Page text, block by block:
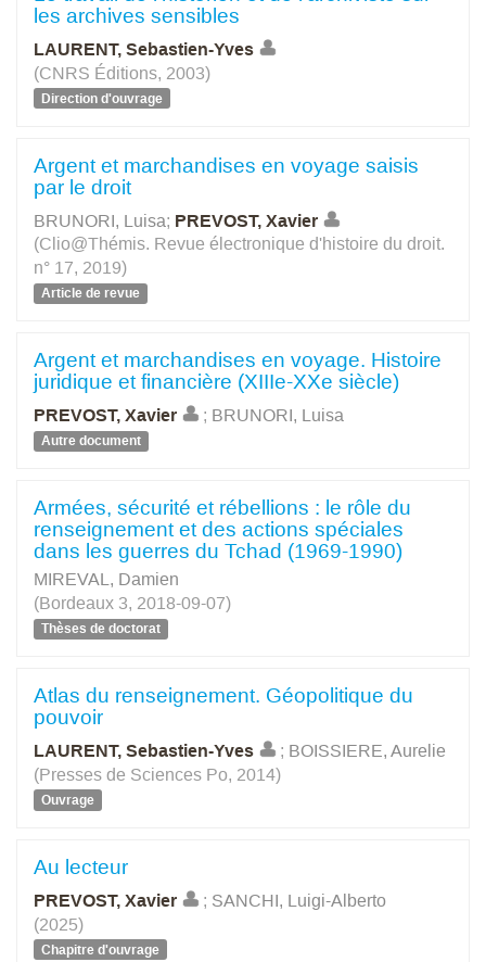
les archives sensibles
LAURENT, Sebastien-Yves
(CNRS Éditions, 2003)
Direction d'ouvrage
Argent et marchandises en voyage saisis
par le droit
BRUNORI, Luisa; PREVOST, Xavier
(Clio@Thémis. Revue électronique d'histoire du droit.
n° 17, 2019)
Article de revue
Argent et marchandises en voyage. Histoire
juridique et financière (XIIIe-XXe siècle)
PREVOST, Xavier ; BRUNORI, Luisa
Autre document
Armées, sécurité et rébellions : le rôle du
renseignement et des actions spéciales
dans les guerres du Tchad (1969-1990)
MIREVAL, Damien
(Bordeaux 3, 2018-09-07)
Thèses de doctorat
Atlas du renseignement. Géopolitique du
pouvoir
LAURENT, Sebastien-Yves ; BOISSIERE, Aurelie
(Presses de Sciences Po, 2014)
Ouvrage
Au lecteur
PREVOST, Xavier ; SANCHI, Luigi-Alberto
(2025)
Chapitre d'ouvrage